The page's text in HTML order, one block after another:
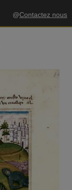
@Contactez nous